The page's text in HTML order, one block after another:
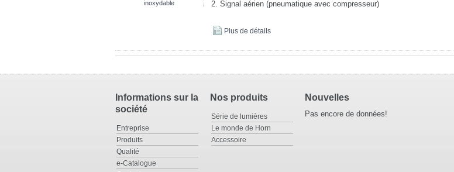
inoxydable
2. Signal aérien (pneumatique avec compresseur)
Plus de détails
Informations sur la
société
Entreprise
Produits
Qualité
e-Catalogue
Nos produits
Série de lumières
Le monde de Horn
Accessoire
Nouvelles
Pas encore de données!